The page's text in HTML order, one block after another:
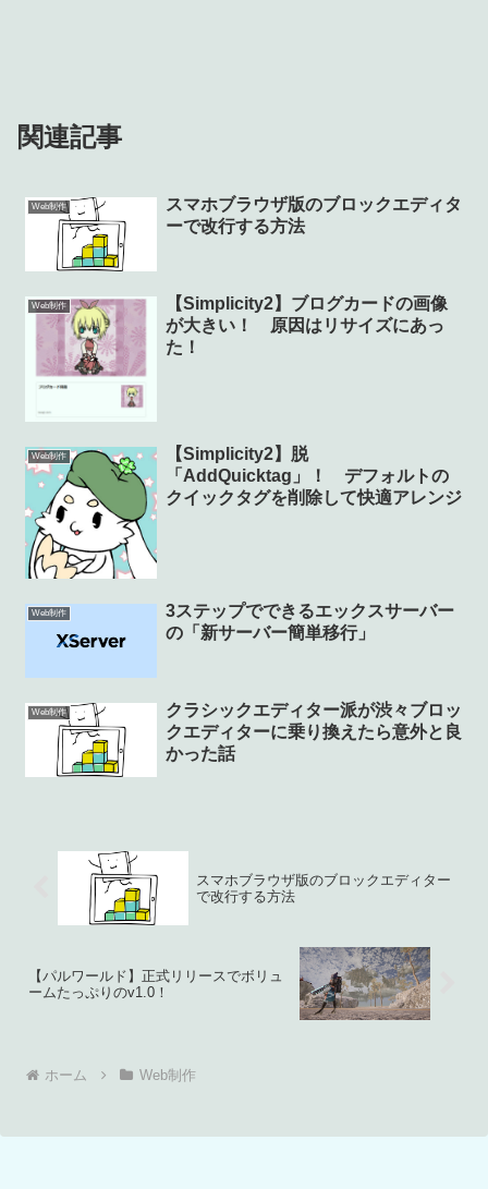
関連記事
Web制作
スマホブラウザ版のブロックエディタ
ーで改行する方法
Web制作
【Simplicity2】ブログカードの画像
が大きい！ 原因はリサイズにあっ
た！
Web制作
【Simplicity2】脱
「AddQuicktag」！ デフォルトの
クイックタグを削除して快適アレンジ
Web制作
3ステップでできるエックスサーバー
の「新サーバー簡単移行」
Web制作
クラシックエディター派が渋々ブロッ
クエディターに乗り換えたら意外と良
かった話
スマホブラウザ版のブロックエディター
で改行する方法
【パルワールド】正式リリースでボリュ
ームたっぷりのv1.0！
ホーム Web制作